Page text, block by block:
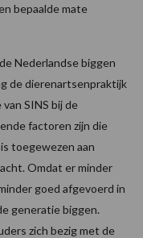
bepaalde mate
Nederlandse biggen
de dierenartsenpraktijk
SINS bij de
factoren zijn die
toegewezen aan
Omdat er minder
goed afgevoerd in
generatie biggen.
zich bezig met de